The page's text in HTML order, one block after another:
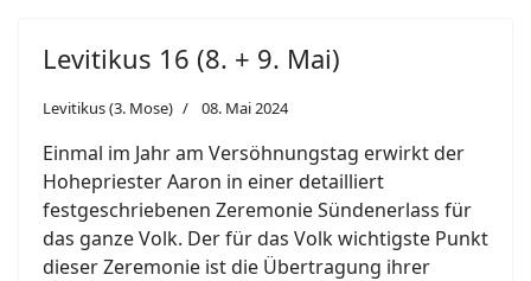
Levitikus 16 (8. + 9. Mai)
Levitikus (3. Mose) 08. Mai 2024
Einmal im Jahr am Versöhnungstag erwirkt der
Hohepriester Aaron in einer detailliert
festgeschriebenen Zeremonie Sündenerlass für
das ganze Volk. Der für das Volk wichtigste Punkt
dieser Zeremonie ist die Übertragung ihrer